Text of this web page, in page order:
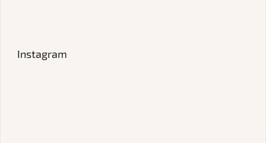
Instagram